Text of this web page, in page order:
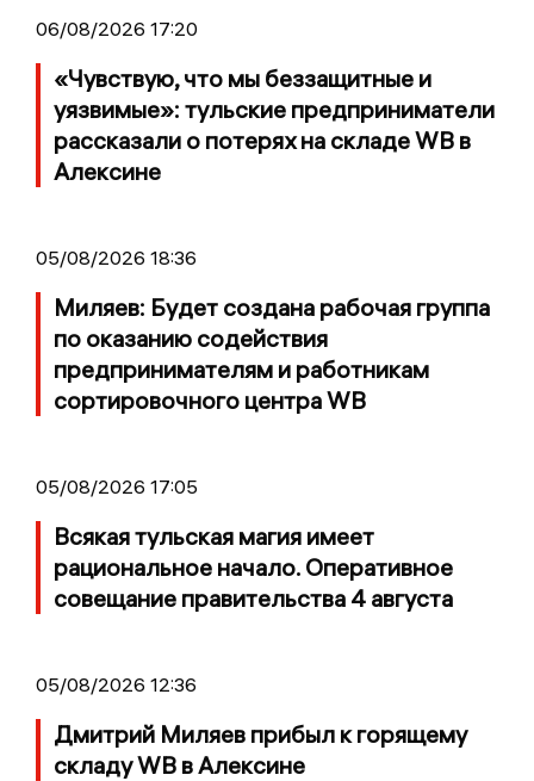
06/08/2026 17:20
«Чувствую, что мы беззащитные и
уязвимые»: тульские предприниматели
рассказали о потерях на складе WB в
Алексине
05/08/2026 18:36
Миляев: Будет создана рабочая группа
по оказанию содействия
предпринимателям и работникам
сортировочного центра WB
05/08/2026 17:05
Всякая тульская магия имеет
рациональное начало. Оперативное
совещание правительства 4 августа
05/08/2026 12:36
Дмитрий Миляев прибыл к горящему
складу WB в Алексине